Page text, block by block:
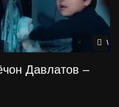
Давлатов –